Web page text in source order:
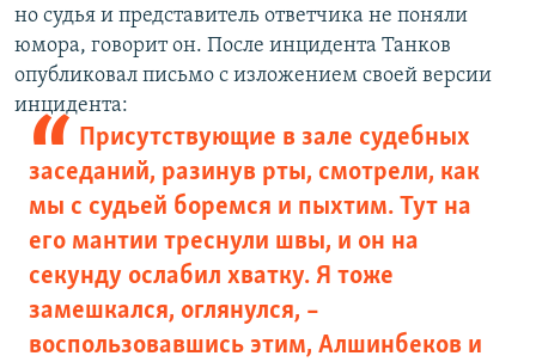
но судья и представитель ответчика не поняли
юмора, говорит он. После инцидента Танков
опубликовал письмо с изложением своей версии
инцидента:
Присутствующие в зале судебных
заседаний, разинув рты, смотрели, как
мы с судьей боремся и пыхтим. Тут на
его мантии треснули швы, и он на
секунду ослабил хватку. Я тоже
замешкался, оглянулся, –
воспользовавшись этим, Алшинбеков и